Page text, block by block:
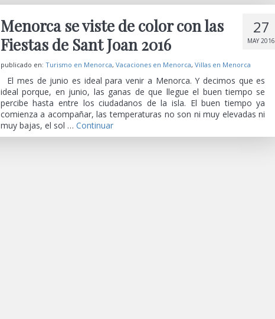
27
MAY 2016
Menorca se viste de color con las
Fiestas de Sant Joan 2016
publicado en: Turismo en Menorca, Vacaciones en Menorca, Villas en Menorca
El mes de junio es ideal para venir a Menorca. Y decimos que es
ideal porque, en junio, las ganas de que llegue el buen tiempo se
percibe hasta entre los ciudadanos de la isla. El buen tiempo ya
comienza a acompañar, las temperaturas no son ni muy elevadas ni
muy bajas, el sol … Continuar